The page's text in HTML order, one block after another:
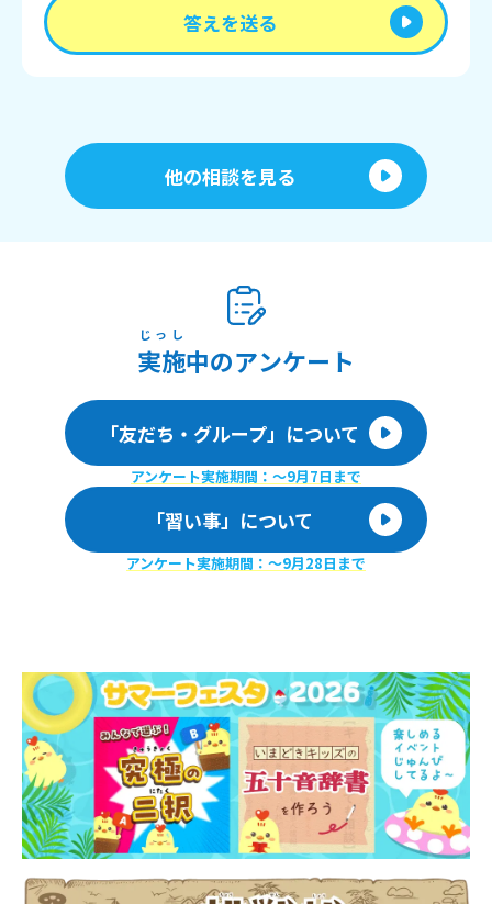
答えを送る
他の相談を見る
実施
じっし
中のアンケート
「友だち・グループ」について
アンケート実施期間：〜9月7日まで
「習い事」について
アンケート実施期間：〜9月28日まで